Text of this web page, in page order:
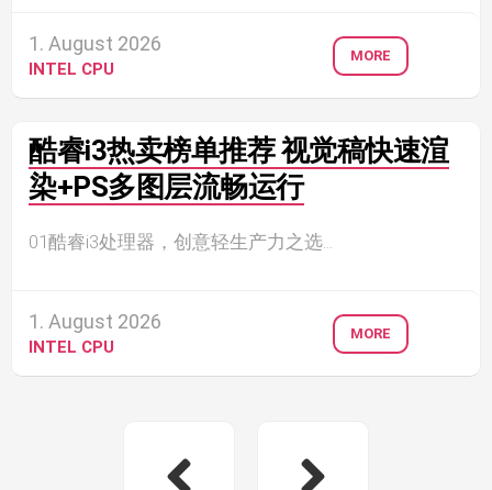
1. August 2026
INTEL CPU
MORE
酷睿i3热卖榜单推荐 视觉稿快速渲
染+PS多图层流畅运行
01酷睿i3处理器，创意轻生产力之选...
1. August 2026
INTEL CPU
MORE